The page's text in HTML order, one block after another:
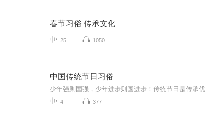
春节习俗 传承文化
25 1050
中国传统节日习俗
4 377